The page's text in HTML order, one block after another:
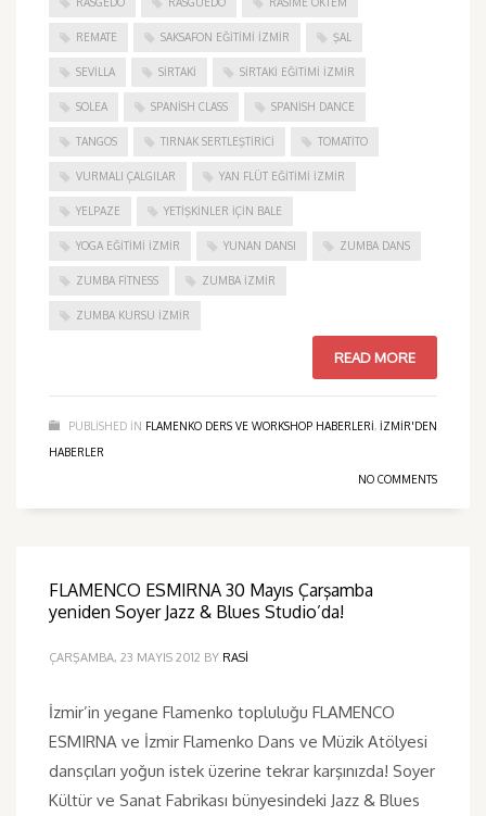
REMATE SAKSAFON EĞITIMI İZMIR ŞAL
SEVILLA SIRTAKI SIRTAKI EĞITIMI İZMIR
SOLEA SPANISH CLASS SPANISH DANCE
TANGOS TIRNAK SERTLEŞTIRICI TOMATITO
VURMALI ÇALGILAR YAN FLÜT EĞITIMI İZMIR
YELPAZE YETIŞKINLER IÇIN BALE
YOGA EĞITIMI İZMIR YUNAN DANSI ZUMBA DANS
ZUMBA FITNESS ZUMBA İZMIR
ZUMBA KURSU İZMIR
READ MORE
PUBLISHED IN FLAMENKO DERS VE WORKSHOP HABERLERI, IZMIR'DEN
HABERLER
NO COMMENTS
FLAMENCO ESMIRNA 30 Mayıs Çarşamba
yeniden Soyer Jazz & Blues Studio’da!
ÇARŞAMBA, 23 MAYIS 2012 BY RASI
İzmir’in yegane Flamenko topluluğu FLAMENCO
ESMIRNA ve İzmir Flamenko Dans ve Müzik Atölyesi
dansçıları yoğun istek üzerine tekrar karşınızda! Soyer
Kültür ve Sanat Fabrikası bünyesindeki Jazz & Blues